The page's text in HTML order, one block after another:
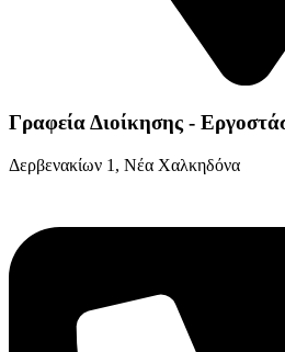
Γραφεία Διοίκησης -
Δερβενακίων 1, Νέα Χαλκηδόνα